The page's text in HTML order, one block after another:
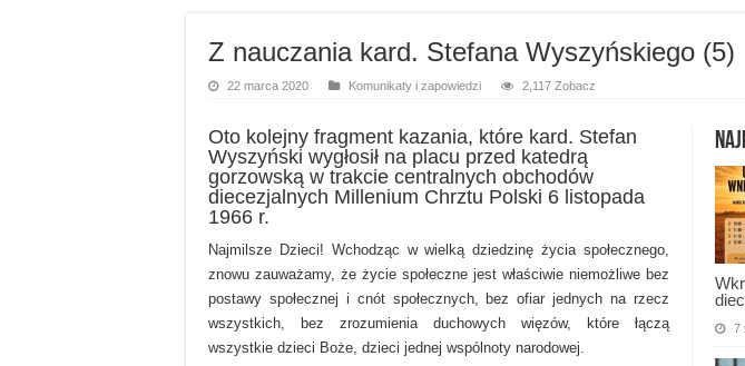
Z nauczania kard. Stefana Wyszyńskiego (5)
22 marca 2020 Komunikaty i zapowiedzi 2,117 Zobacz
7
Oto kolejny fragment kazania, które kard. Stefan
Wyszyński wygłosił na placu przed katedrą
gorzowską w trakcie centralnych obchodów
diecezjalnych Millenium Chrztu Polski 6 listopada
1966 r.
Najmilsze Dzieci! Wchodząc w wielką dziedzinę życia społecznego,
znowu zauważamy, że życie społeczne jest właściwie niemożliwe bez
postawy społecznej i cnót społecznych, bez ofiar jednych na rzecz
wszystkich, bez zrozumienia duchowych więzów, które łączą
wszystkie dzieci Boże, dzieci jednej wspólnoty narodowej.